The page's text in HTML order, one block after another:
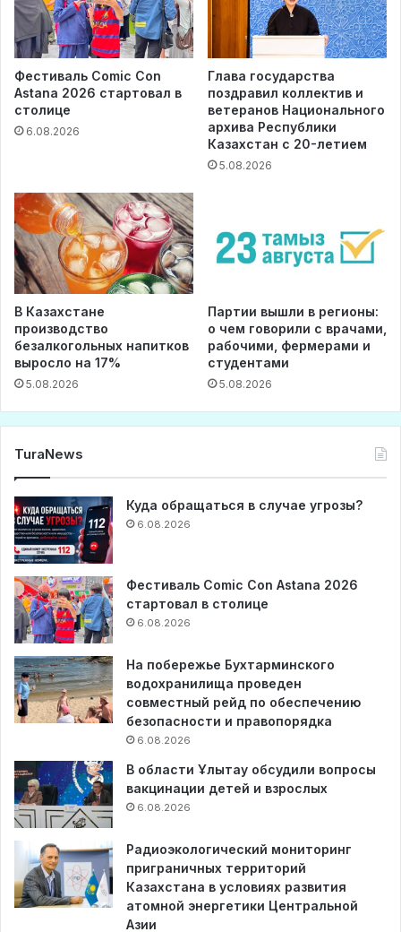
Фестиваль Comic Con
Astana 2026 стартовал в
столице
6.08.2026
Глава государства
поздравил коллектив и
ветеранов Национального
архива Республики
Казахстан с 20-летием
5.08.2026
В Казахстане
производство
безалкогольных напитков
выросло на 17%
5.08.2026
Партии вышли в регионы:
о чем говорили с врачами,
рабочими, фермерами и
студентами
5.08.2026
TuraNews
Куда обращаться в случае угрозы?
6.08.2026
Фестиваль Comic Con Astana 2026
стартовал в столице
6.08.2026
На побережье Бухтарминского
водохранилища проведен
совместный рейд по обеспечению
безопасности и правопорядка
6.08.2026
В области Ұлытау обсудили вопросы
вакцинации детей и взрослых
6.08.2026
Радиоэкологический мониторинг
приграничных территорий
Казахстана в условиях развития
атомной энергетики Центральной
Азии